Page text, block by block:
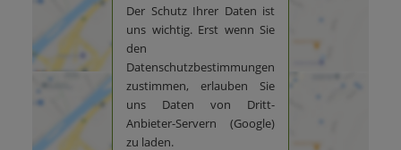
Der Schutz Ihrer Daten ist
uns wichtig. Erst wenn Sie
den
Datenschutzbestimmungen
zustimmen, erlauben Sie
uns Daten von Dritt-
Anbieter-Servern (Google)
zu laden.